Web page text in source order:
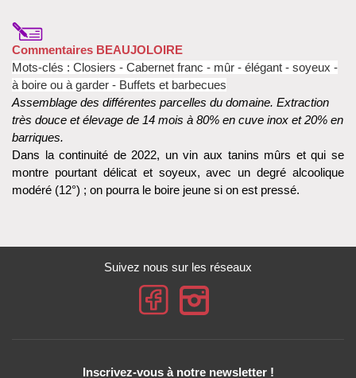
Commentaires BEAUJOLOIRE
Mots-clés : Closiers - Cabernet franc - mûr - élégant - soyeux -
à boire ou à garder - Buffets et barbecues
Assemblage des différentes parcelles du domaine. Extraction
très douce et élevage de 14 mois à 80% en cuve inox et 20% en
barriques.
Dans la continuité de 2022, un vin aux tanins mûrs et qui se
montre pourtant délicat et soyeux, avec un degré alcoolique
modéré (12°) ; on pourra le boire jeune si on est pressé.
Suivez nous sur les réseaux
Inscrivez-vous à notre newsletter !